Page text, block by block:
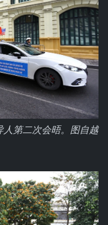
第二次会晤。图自越